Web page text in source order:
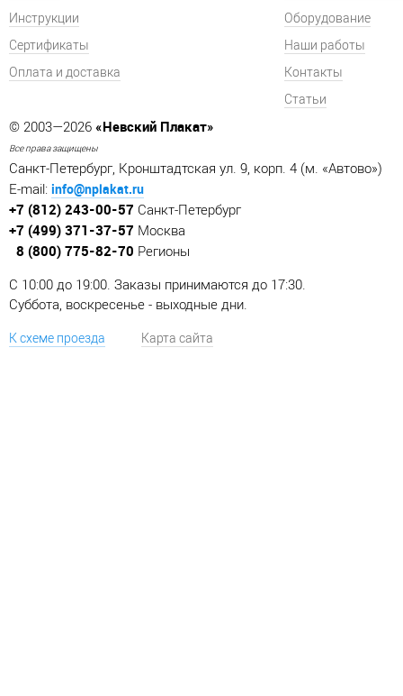
Инструкции
Сертификаты
Оплата и доставка
Оборудование
Наши работы
Контакты
Статьи
© 2003—2026 «Невский Плакат»
Все права защищены
Санкт-Петербург, Кронштадтская ул. 9, корп. 4 (м. «Автово»)
E-mail: info@nplakat.ru
+7 (812) 243-00-57 Санкт-Петербург
+7 (499) 371-37-57 Москва
8 (800) 775-82-70 Регионы
C 10:00 до 19:00. Заказы принимаются до 17:30.
Суббота, воскресенье - выходные дни.
К схеме проезда Карта сайта